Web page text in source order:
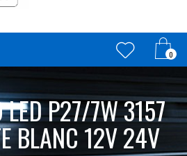
0
LED P27/7W 3157
BLANC 12V 24V